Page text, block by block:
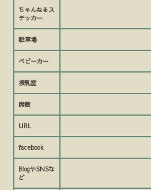
ちゃんねるス
テッカー
駐車場
ベビーカー
授乳室
席数
URL
facebook
BlogやSNSな
ど